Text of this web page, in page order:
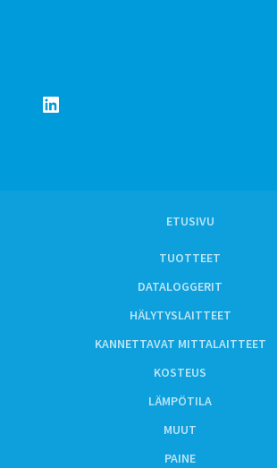
LinkedIn
ETUSIVU
TUOTTEET
DATALOGGERIT
HÄLYTYSLAITTEET
KANNETTAVAT MITTALAITTEET
KOSTEUS
LÄMPÖTILA
MUUT
PAINE